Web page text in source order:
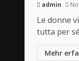
admin
Le donne
tutta per
Mehr